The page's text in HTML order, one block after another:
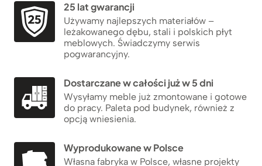
25 lat gwarancji
Używamy najlepszych materiałów –
leżakowanego dębu, stali i polskich płyt
meblowych. Świadczymy serwis
pogwarancyjny.
Dostarczane w całości już w 5 dni
Wysyłamy meble już zmontowane i gotowe
do pracy. Paleta pod budynek, również z
opcją wniesienia.
Wyprodukowane w Polsce
Własna fabryka w Polsce, własne projekty